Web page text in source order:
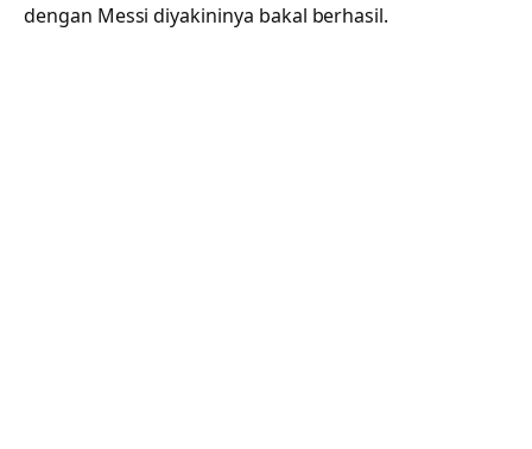
dengan Messi diyakininya bakal berhasil.